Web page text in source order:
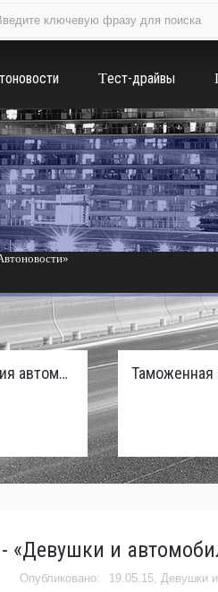
Тест-драйвы
мотором - «Тюнинг и автоспорт»
Стоимость обслуживания автомобилей в России вырастет из-за дефицита кадров
«Девушки и
19.05.15, Девушки